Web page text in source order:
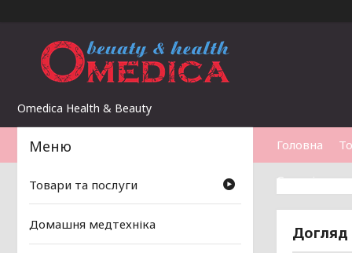
Omedica Health & Beauty
Головна
Статті
Догляд
Товари та послуги
Домашня медтехніка